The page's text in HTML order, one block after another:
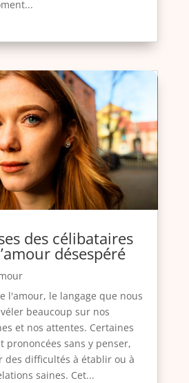
des célibataires
désespéré
l'amour, le langage que nous
beaucoup sur nos
et nos attentes. Certaines
prononcées sans y penser,
des difficultés à établir ou à
saines. Cet...